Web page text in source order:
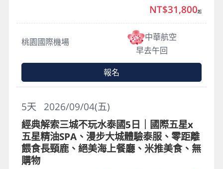
桃園國際機場
中華航空
早去午回
NT$31,800起
報名
2026/09/04(五)
5天
經典解索三城不玩水泰國5日｜國際五星x
五星精油SPA、漫步大城體驗泰服、零距離
餵食長頸鹿、絕美海上餐廳、米推美食、無
購物